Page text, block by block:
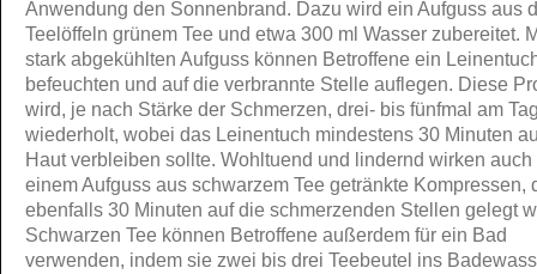
Anwendung den Sonnenbrand. Dazu wird ein Aufguss aus
Teelöffeln grünem Tee und etwa 300 ml Wasser zubereitet.
stark abgekühlten Aufguss können Betroffene ein
befeuchten und auf die verbrannte Stelle auflegen. Diese
wird, je nach Stärke der Schmerzen, drei- bis fünfmal am
wiederholt, wobei das Leinentuch mindestens 30 Minuten
Haut verbleiben sollte. Wohltuend und lindernd wirken auch
einem Aufguss aus schwarzem Tee getränkte Kompressen,
ebenfalls 30 Minuten auf die schmerzenden Stellen gelegt
Schwarzen Tee können Betroffene außerdem für ein Bad
verwenden, indem sie zwei bis drei Teebeutel ins